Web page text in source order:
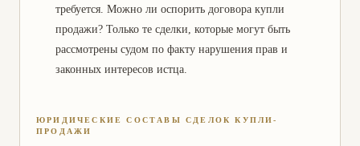
требуется. Можно ли оспорить договора купли
продажи? Только те сделки, которые могут быть
рассмотрены судом по факту нарушения прав и
законных интересов истца.
ЮРИДИЧЕСКИЕ СОСТАВЫ СДЕЛОК КУПЛИ-
ПРОДАЖИ